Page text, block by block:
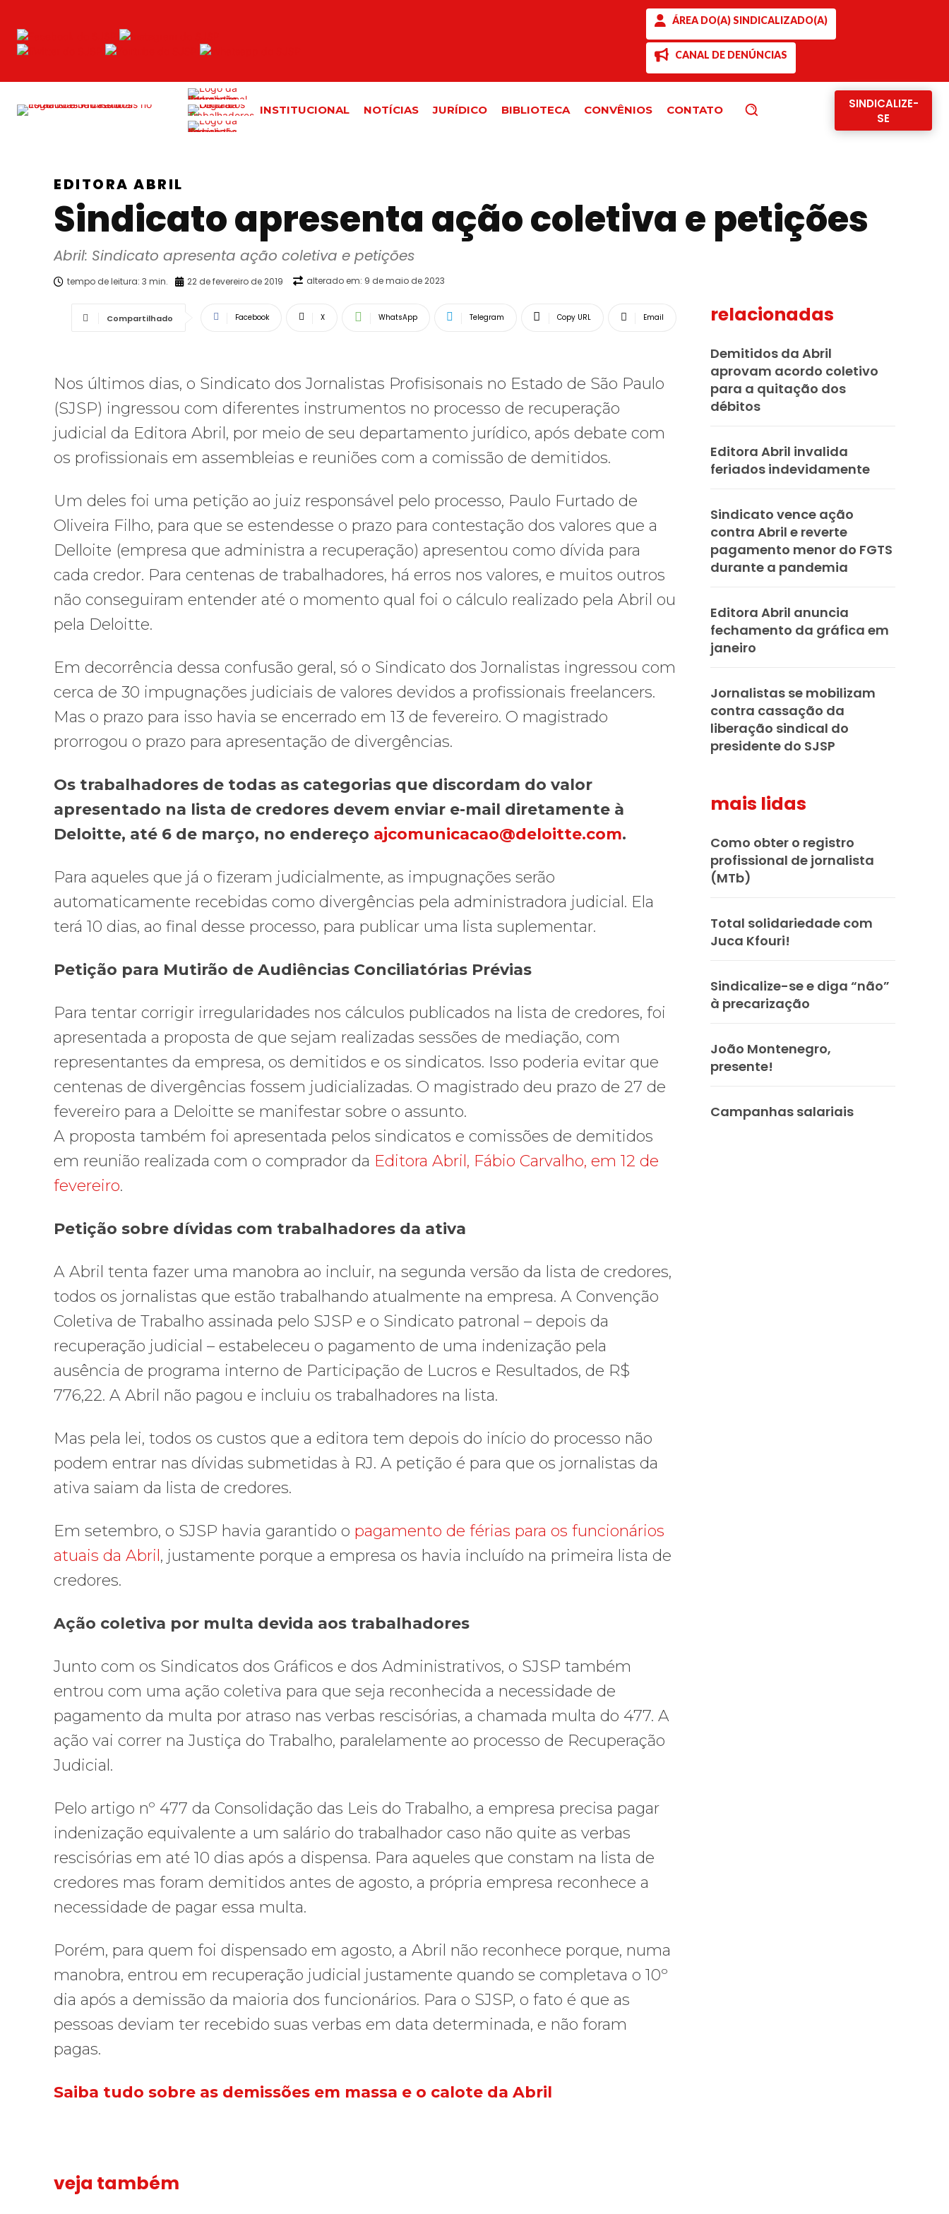
ÁREA DO(A) SINDICALIZADO(A)
CANAL DE DENÚNCIAS
INSTITUCIONAL NOTÍCIAS JURÍDICO BIBLIOTECA CONVÊNIOS CONTATO
SINDICALIZE-
SE
EDITORA ABRIL
Sindicato apresenta ação coletiva e petições
Abril: Sindicato apresenta ação coletiva e petições
tempo de leitura: 3 min. 22 de fevereiro de 2019 alterado em: 9 de maio de 2023
Compartilhado Facebook X WhatsApp Telegram Copy URL Email
Nos últimos dias, o Sindicato dos Jornalistas Profisisonais no Estado de São Paulo
(SJSP) ingressou com diferentes instrumentos no processo de recuperação
judicial da Editora Abril, por meio de seu departamento jurídico, após debate com
os profissionais em assembleias e reuniões com a comissão de demitidos.
Um deles foi uma petição ao juiz responsável pelo processo, Paulo Furtado de
Oliveira Filho, para que se estendesse o prazo para contestação dos valores que a
Delloite (empresa que administra a recuperação) apresentou como dívida para
cada credor. Para centenas de trabalhadores, há erros nos valores, e muitos outros
não conseguiram entender até o momento qual foi o cálculo realizado pela Abril ou
pela Deloitte.
Em decorrência dessa confusão geral, só o Sindicato dos Jornalistas ingressou com
cerca de 30 impugnações judiciais de valores devidos a profissionais freelancers.
Mas o prazo para isso havia se encerrado em 13 de fevereiro. O magistrado
prorrogou o prazo para apresentação de divergências.
Os trabalhadores de todas as categorias que discordam do valor
apresentado na lista de credores devem enviar e-mail diretamente à
Deloitte, até 6 de março, no endereço ajcomunicacao@deloitte.com.
Para aqueles que já o fizeram judicialmente, as impugnações serão
automaticamente recebidas como divergências pela administradora judicial. Ela
terá 10 dias, ao final desse processo, para publicar uma lista suplementar.
Petição para Mutirão de Audiências Conciliatórias Prévias
Para tentar corrigir irregularidades nos cálculos publicados na lista de credores, foi
apresentada a proposta de que sejam realizadas sessões de mediação, com
representantes da empresa, os demitidos e os sindicatos. Isso poderia evitar que
centenas de divergências fossem judicializadas. O magistrado deu prazo de 27 de
fevereiro para a Deloitte se manifestar sobre o assunto.
A proposta também foi apresentada pelos sindicatos e comissões de demitidos
em reunião realizada com o comprador da Editora Abril, Fábio Carvalho, em 12 de
fevereiro.
Petição sobre dívidas com trabalhadores da ativa
A Abril tenta fazer uma manobra ao incluir, na segunda versão da lista de credores,
todos os jornalistas que estão trabalhando atualmente na empresa. A Convenção
Coletiva de Trabalho assinada pelo SJSP e o Sindicato patronal – depois da
recuperação judicial – estabeleceu o pagamento de uma indenização pela
ausência de programa interno de Participação de Lucros e Resultados, de R$
776,22. A Abril não pagou e incluiu os trabalhadores na lista.
Mas pela lei, todos os custos que a editora tem depois do início do processo não
podem entrar nas dívidas submetidas à RJ. A petição é para que os jornalistas da
ativa saiam da lista de credores.
Em setembro, o SJSP havia garantido o pagamento de férias para os funcionários
atuais da Abril, justamente porque a empresa os havia incluído na primeira lista de
credores.
Ação coletiva por multa devida aos trabalhadores
Junto com os Sindicatos dos Gráficos e dos Administrativos, o SJSP também
entrou com uma ação coletiva para que seja reconhecida a necessidade de
pagamento da multa por atraso nas verbas rescisórias, a chamada multa do 477. A
ação vai correr na Justiça do Trabalho, paralelamente ao processo de Recuperação
Judicial.
Pelo artigo nº 477 da Consolidação das Leis do Trabalho, a empresa precisa pagar
indenização equivalente a um salário do trabalhador caso não quite as verbas
rescisórias em até 10 dias após a dispensa. Para aqueles que constam na lista de
credores mas foram demitidos antes de agosto, a própria empresa reconhece a
necessidade de pagar essa multa.
Porém, para quem foi dispensado em agosto, a Abril não reconhece porque, numa
manobra, entrou em recuperação judicial justamente quando se completava o 10º
dia após a demissão da maioria dos funcionários. Para o SJSP, o fato é que as
pessoas deviam ter recebido suas verbas em data determinada, e não foram
pagas.
Saiba tudo sobre as demissões em massa e o calote da Abril
veja também
relacionadas
Demitidos da Abril
aprovam acordo coletivo
para a quitação dos
débitos
Editora Abril invalida
feriados indevidamente
Sindicato vence ação
contra Abril e reverte
pagamento menor do FGTS
durante a pandemia
Editora Abril anuncia
fechamento da gráfica em
janeiro
Jornalistas se mobilizam
contra cassação da
liberação sindical do
presidente do SJSP
mais lidas
Como obter o registro
profissional de jornalista
(MTb)
Total solidariedade com
Juca Kfouri!
Sindicalize-se e diga “não”
à precarização
João Montenegro,
presente!
Campanhas salariais